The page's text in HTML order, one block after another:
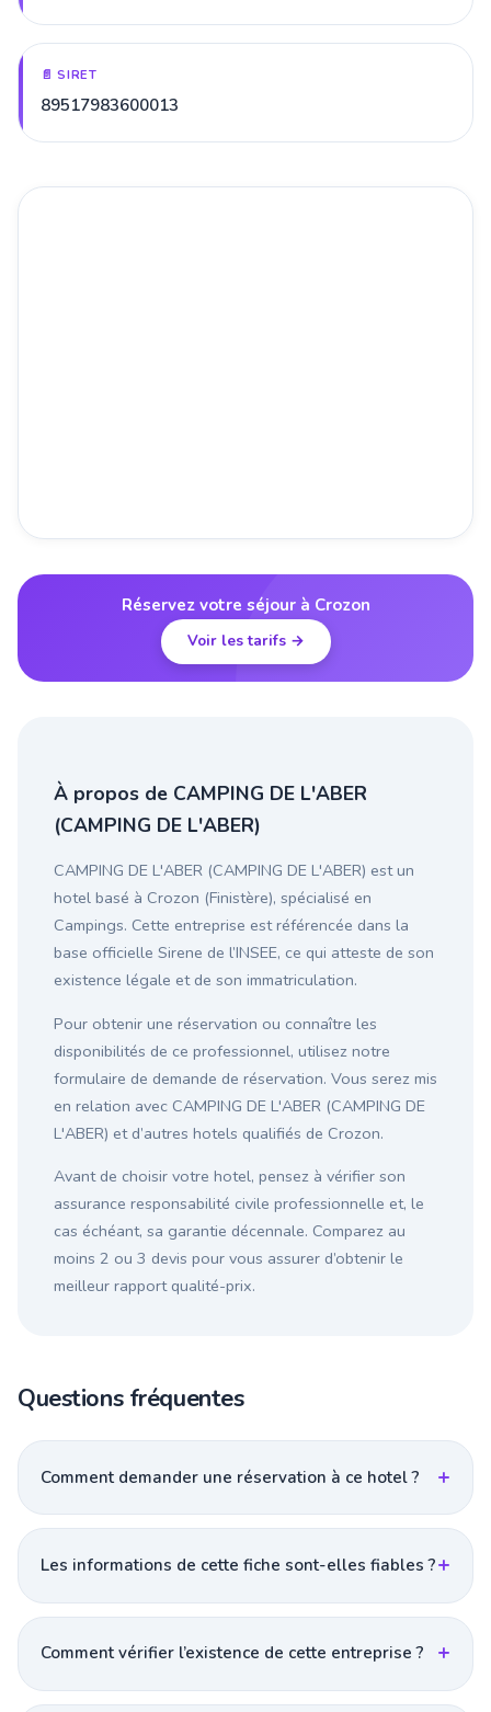
📄 SIRET
89517983600013
Réservez votre séjour à Crozon
Voir les tarifs →
À propos de CAMPING DE L'ABER
(CAMPING DE L'ABER)
CAMPING DE L'ABER (CAMPING DE L'ABER) est un
hotel basé à Crozon (Finistère), spécialisé en
Campings. Cette entreprise est référencée dans la
base officielle Sirene de l’INSEE, ce qui atteste de son
existence légale et de son immatriculation.
Pour obtenir une réservation ou connaître les
disponibilités de ce professionnel, utilisez notre
formulaire de demande de réservation. Vous serez mis
en relation avec CAMPING DE L'ABER (CAMPING DE
L'ABER) et d’autres hotels qualifiés de Crozon.
Avant de choisir votre hotel, pensez à vérifier son
assurance responsabilité civile professionnelle et, le
cas échéant, sa garantie décennale. Comparez au
moins 2 ou 3 devis pour vous assurer d’obtenir le
meilleur rapport qualité-prix.
Questions fréquentes
Comment demander une réservation à ce hotel ?
Les informations de cette fiche sont-elles fiables ?
Comment vérifier l’existence de cette entreprise ?